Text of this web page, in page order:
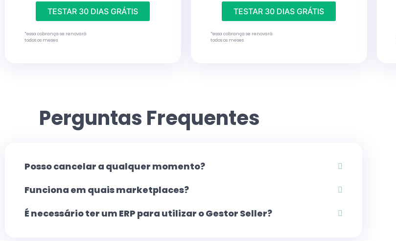
TESTAR 30 DIAS GRÁTIS
*essa cobrança se renovará
todos os meses
TESTAR 30 DIAS GRÁTIS
*essa cobrança se renovará
todos os meses
Perguntas Frequentes
Posso cancelar a qualquer momento?
Funciona em quais marketplaces?
É necessário ter um ERP para utilizar o Gestor Seller?